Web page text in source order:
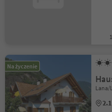
Na życzenie
Lana/